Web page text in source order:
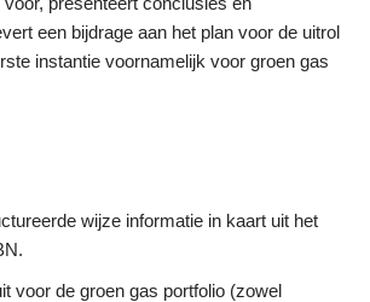
een bijdrage aan het plan voor de uitrol
instantie voornamelijk voor groen gas
wijze informatie in kaart uit het
voor de groen gas portfolio (zowel